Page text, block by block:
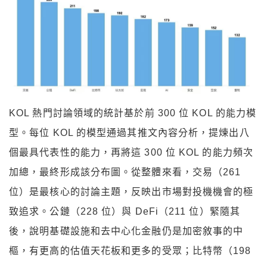
KOL 熱門討論領域的統計基於前 300 位 KOL 的能力模
型。每位 KOL 的模型通過其推文內容分析，提煉出八
個最具代表性的能力，再將這 300 位 KOL 的能力頻次
加總，最終形成該分布圖。從整體來看，交易（261
位）是最核心的討論主題，反映出市場對投機機會的極
致追求。公鏈（228 位）與 DeFi（211 位）緊隨其
後，說明基礎設施和去中心化金融仍是加密敘事的中
樞，有更高的估值天花板和更多的受眾；比特幣（198